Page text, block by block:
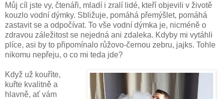
Můj cíl jste vy, čtenáři, mladí i zralí lidé, kteří objevili v životě
kouzlo vodní dýmky. Sbližuje, pomáhá přemýšlet, pomáhá
zastavit se a odpočívat. To vše vodní dýmka je, nicméně o
zdravou záležitost se nejedná ani zdaleka. Kdyby mi vytáhli
plíce, asi by to připomínalo růžovo-černou zebru, jajks. Tohle
nikomu nepřeju, o co mi teda jde?
Když už kouříte,
kuřte kvalitně a
hlavně, ať vám